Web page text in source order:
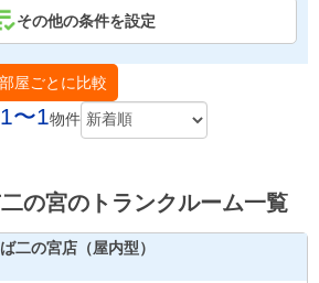
その他の条件を設定
部屋ごとに比較
1〜1物件
の宮のトランクルーム一覧
二の宮店（屋内型）